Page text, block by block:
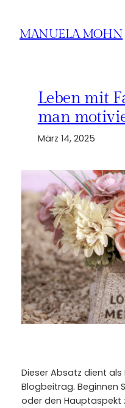
springen
MANUELA MOHN
Leben mit
man
März 14, 2025
Dieser Absatz dient als
Blogbeitrag. Beginnen
oder den Hauptaspekt